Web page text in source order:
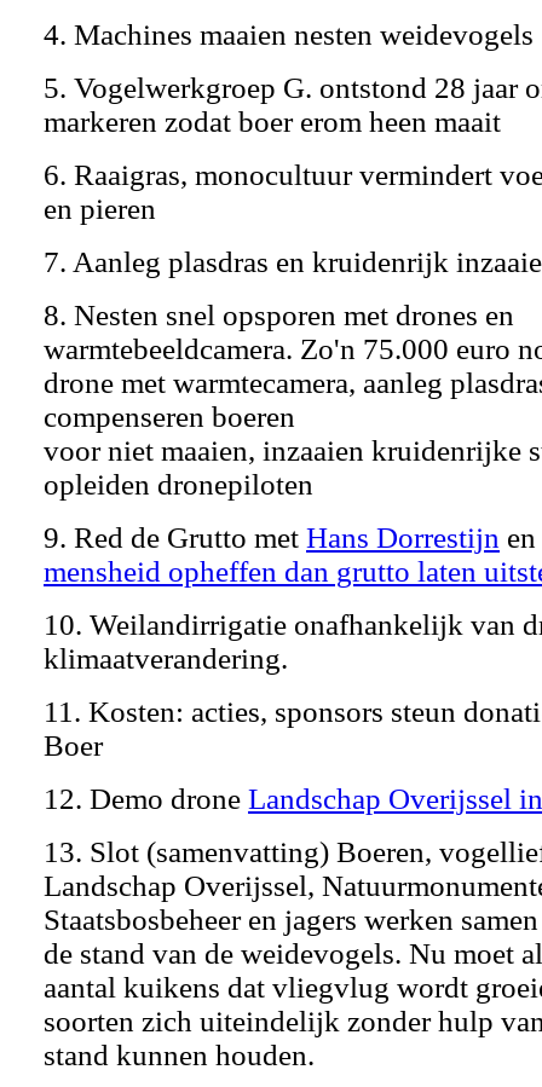
4. Machines maaien nesten weidevogels
5. Vogelwerkgroep G. ontstond 28 jaar
markeren zodat boer erom heen maait
6. Raaigras, monocultuur vermindert
en pieren
7. Aanleg plasdras en kruidenrijk
8. Nesten snel opsporen met drones en
warmtebeeldcamera. Zo'n 75.000 euro
drone met warmtecamera, aanleg
compenseren boeren
voor niet maaien, inzaaien kruidenrijke
opleiden dronepiloten
9. Red de Grutto met Hans Dorrestijn en
mensheid opheffen dan grutto laten
10. Weilandirrigatie onafhankelijk van
klimaatverandering.
11. Kosten: acties, sponsors steun
Boer
12. Demo drone Landschap Overijssel
13. Slot (samenvatting) Boeren,
Landschap Overijssel,
Staatsbosbeheer en jagers werken
de stand van de weidevogels. Nu moet
aantal kuikens dat vliegvlug wordt
soorten zich uiteindelijk zonder hulp
stand kunnen houden.